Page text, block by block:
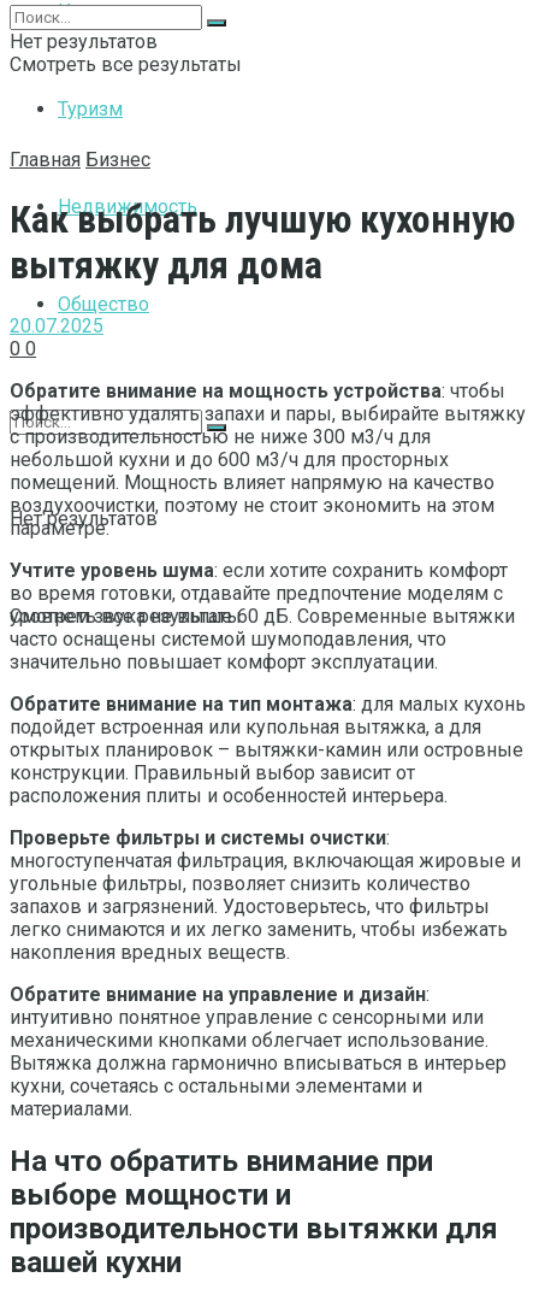
Интернет
Туризм
Недвижимость
Общество
Нет результатов
Смотреть все результаты
Нет результатов
Смотреть все результаты
Главная Бизнес
Как выбрать лучшую кухонную
вытяжку для дома
20.07.2025
0 0
Обратите внимание на мощность устройства: чтобы
эффективно удалять запахи и пары, выбирайте вытяжку
с производительностью не ниже 300 м3/ч для
небольшой кухни и до 600 м3/ч для просторных
помещений. Мощность влияет напрямую на качество
воздухоочистки, поэтому не стоит экономить на этом
параметре.
Учтите уровень шума: если хотите сохранить комфорт
во время готовки, отдавайте предпочтение моделям с
уровнем звука не выше 60 дБ. Современные вытяжки
часто оснащены системой шумоподавления, что
значительно повышает комфорт эксплуатации.
Обратите внимание на тип монтажа: для малых кухонь
подойдет встроенная или купольная вытяжка, а для
открытых планировок – вытяжки-камин или островные
конструкции. Правильный выбор зависит от
расположения плиты и особенностей интерьера.
Проверьте фильтры и системы очистки:
многоступенчатая фильтрация, включающая жировые и
угольные фильтры, позволяет снизить количество
запахов и загрязнений. Удостоверьтесь, что фильтры
легко снимаются и их легко заменить, чтобы избежать
накопления вредных веществ.
Обратите внимание на управление и дизайн:
интуитивно понятное управление с сенсорными или
механическими кнопками облегчает использование.
Вытяжка должна гармонично вписываться в интерьер
кухни, сочетаясь с остальными элементами и
материалами.
На что обратить внимание при
выборе мощности и
производительности вытяжки для
вашей кухни